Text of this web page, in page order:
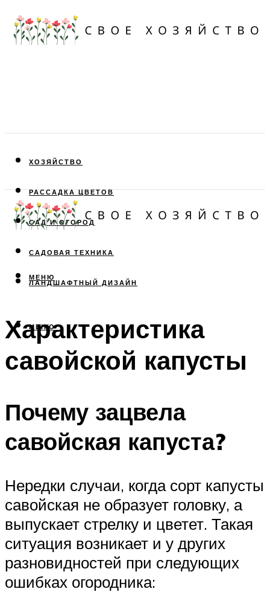
ХОЗЯЙСТВО
РАССАДКА ЦВЕТОВ
САД И ОГОРОД
САДОВАЯ ТЕХНИКА
ЛАНДШАФТНЫЙ ДИЗАЙН
МЕНЮ
МЕНЮ
Характеристика
савойской капусты
Почему зацвела
савойская капуста?
Нередки случаи, когда сорт капусты
савойская не образует головку, а
выпускает стрелку и цветет. Такая
ситуация возникает и у других
разновидностей при следующих
ошибках огородника: